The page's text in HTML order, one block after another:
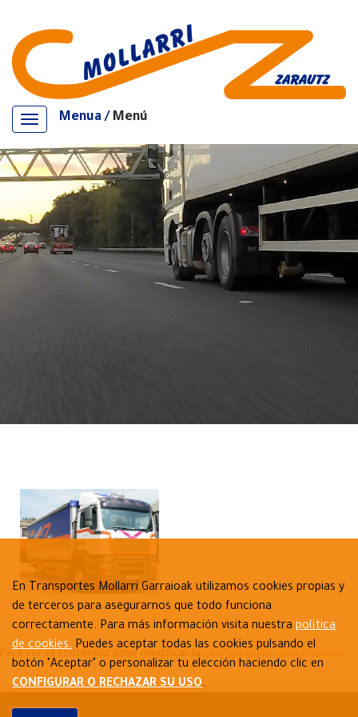
Mostrar/ocultar
navegación
Menua / Menú
Para ver el contenido debe modificar la configuración de las Cookies
En Transportes Mollarri Garraioak utilizamos cookies propias y
de terceros para asegurarnos que todo funciona
correctamente. Para más información visita nuestra política
de cookies. Puedes aceptar todas las cookies pulsando el
botón "Aceptar" o personalizar tu elección haciendo clic en
CONFIGURAR O RECHAZAR SU USO.